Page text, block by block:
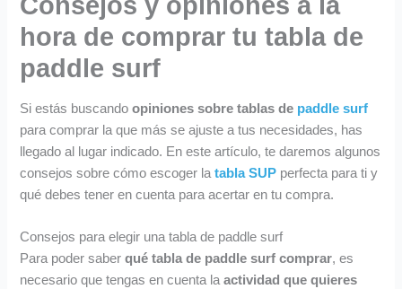
Consejos y opiniones a la
hora de comprar tu tabla de
paddle surf
Si estás buscandoopiniones sobre tablas de paddle surf
para comprar la que más se ajuste a tus necesidades, has
llegado al lugar indicado. En este artículo, te daremos algunos
consejos sobre cómo escoger latabla SUP perfecta para ti y
qué debes tener en cuenta para acertar en tu compra.
Consejos para elegir una tabla de paddle surf
Para poder saberqué tabla de paddle surf comprar, es
necesario que tengas en cuenta laactividad que quieres
9
.
9
9
.
€
.
.
9
.
9
€